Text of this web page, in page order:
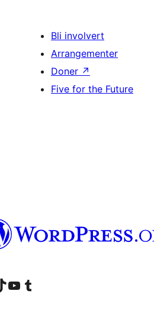
Bli involvert
Arrangementer
Doner ↗
Five for the Future
konto
TikTok account
Visit our YouTube channel
Visit our Tumblr account